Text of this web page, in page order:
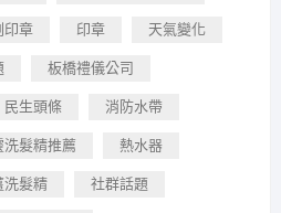
印章 印章 天氣變化
板橋禮儀公司
民生頭條 消防水帶
洗髮精推薦 熱水器
洗髮精 社群話題